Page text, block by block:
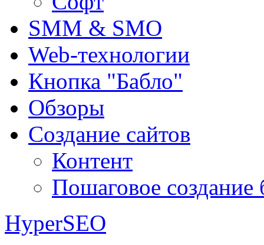
SMM & SMO
Web-технологии
Кнопка "Бабло"
Обзоры
Создание сайтов
Контент
Пошаговое создание
HyperSEO